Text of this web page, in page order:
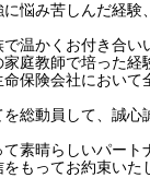
悩み苦しんだ経験
温かくお付き合い
家庭教師で培った経
保険会社において
総動員して、誠心
て素晴らしいパート
もってお約束いた